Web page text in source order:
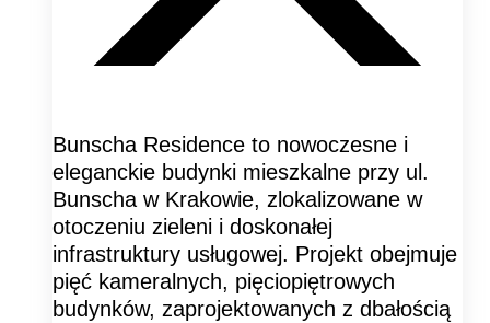
Bunscha Residence to nowoczesne i
eleganckie budynki mieszkalne przy ul.
Bunscha w Krakowie, zlokalizowane w
otoczeniu zieleni i doskonałej
infrastruktury usługowej. Projekt obejmuje
pięć kameralnych, pięciopiętrowych
budynków, zaprojektowanych z dbałością